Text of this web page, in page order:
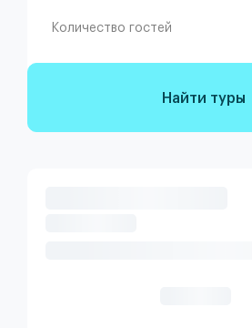
Количество гостей
Найти туры